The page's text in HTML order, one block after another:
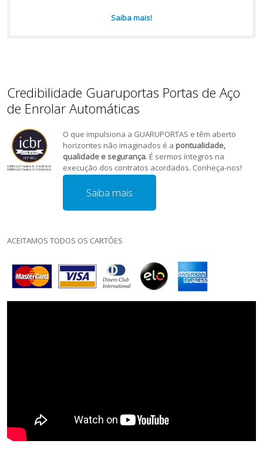
Saiba mais!
Credibilidade Guaruportas Portas de Aço
de Enrolar Automáticas
O que impulsiona a GUARUPORTAS e têm aberto
horizontes não imaginados é a pontualidade,
qualidade e segurança. É sermos íntegros na
execução dos contratos acordados. Conheça-nos!
Saiba mais
ACEITAMOS TODOS OS CARTÕES